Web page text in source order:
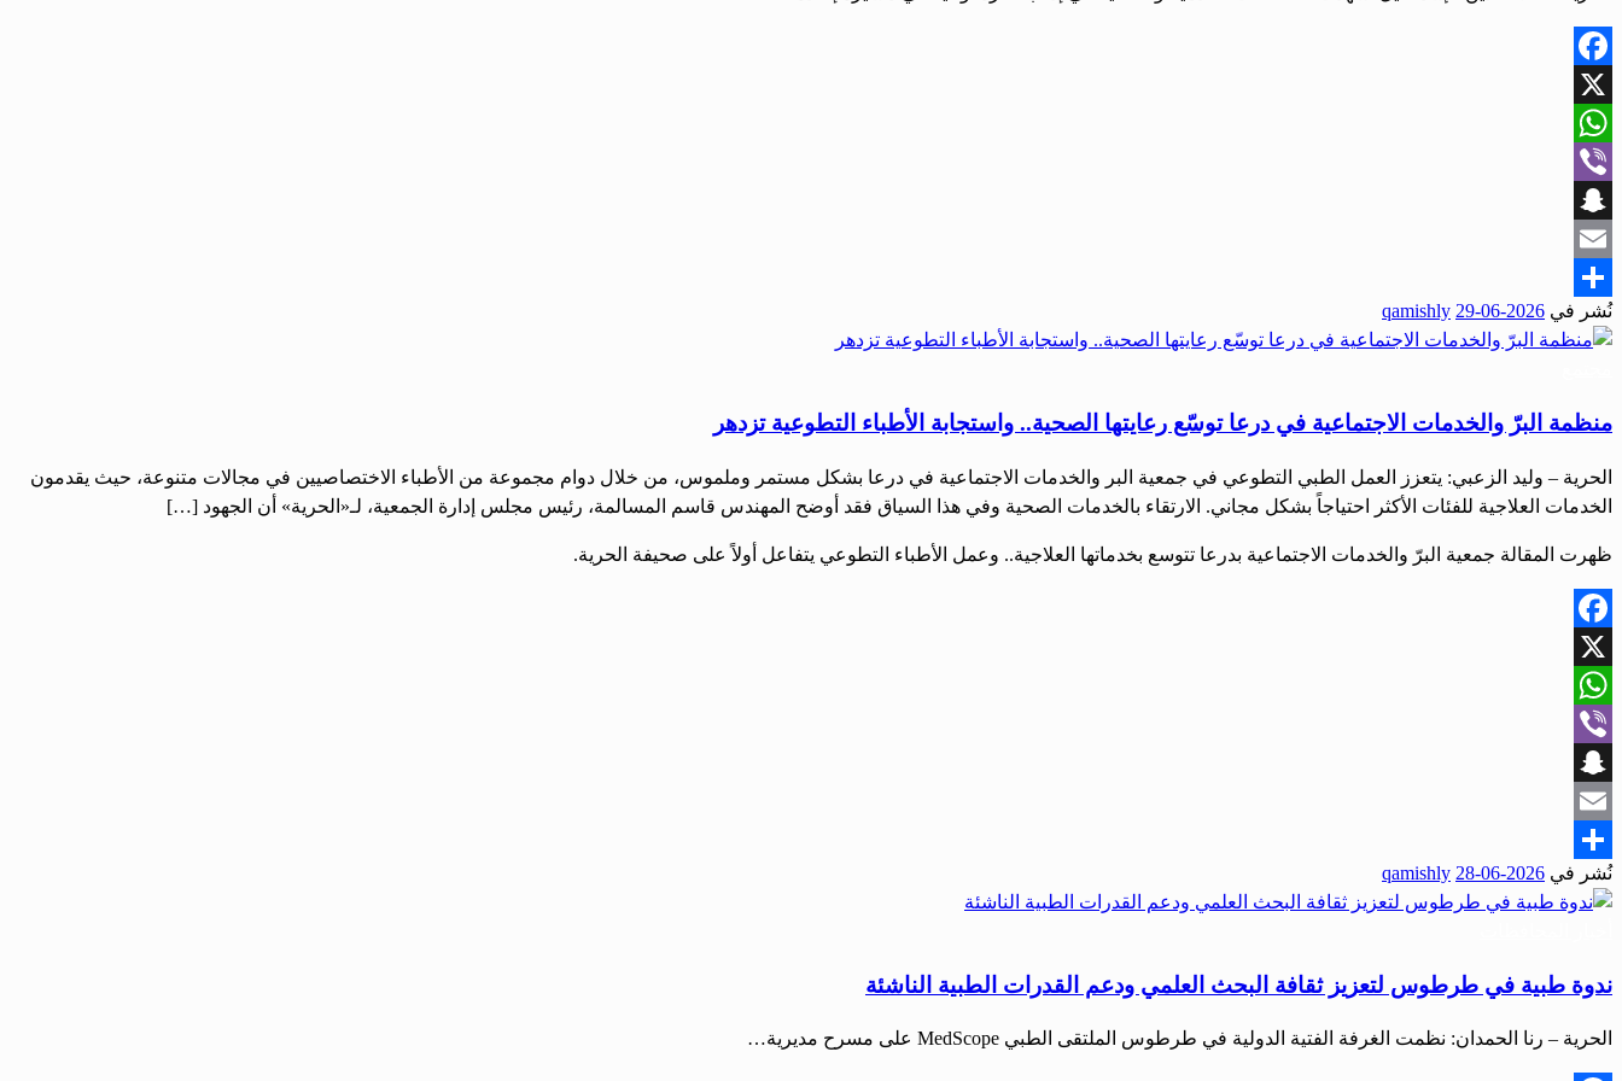
Facebook
X
WhatsApp
Viber
Snapchat
Email
Share
نُشر في 2026-06-29
qamishly
منظمة البرّ والخدمات الاجتماعية في درعا توسّع رعايتها الصحية.. واستجابة الأطباء التطوعية تزدهر
الحرية – وليد الزعبي: يتعزز العمل الطبي التطوعي في جمعية البر والخدمات الاجتماعية في درعا بشكل مستمر وملموس، من خلال دوام مجموعة من الأطباء الاختصاصيين في مجالات متنوعة، حيث يقدمون
الخدمات العلاجية للفئات الأكثر احتياجاً بشكل مجاني. الارتقاء بالخدمات الصحية وفي هذا السياق فقد أوضح المهندس قاسم المسالمة، رئيس مجلس إدارة الجمعية، لـ«الحرية» أن الجهود […]
ظهرت المقالة جمعية البرّ والخدمات الاجتماعية بدرعا تتوسع بخدماتها العلاجية.. وعمل الأطباء التطوعي يتفاعل أولاً على صحيفة الحرية.
Facebook
X
WhatsApp
Viber
Snapchat
Email
Share
نُشر في 2026-06-28
qamishly
ندوة طبية في طرطوس لتعزيز ثقافة البحث العلمي ودعم القدرات الطبية الناشئة
الحرية – رنا الحمدان: نظمت الغرفة الفتية الدولية في طرطوس الملتقى الطبي MedScope على مسرح مديرية…